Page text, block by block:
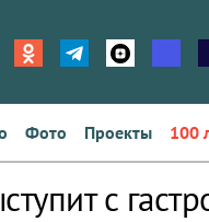
Фото Проекты 100
с